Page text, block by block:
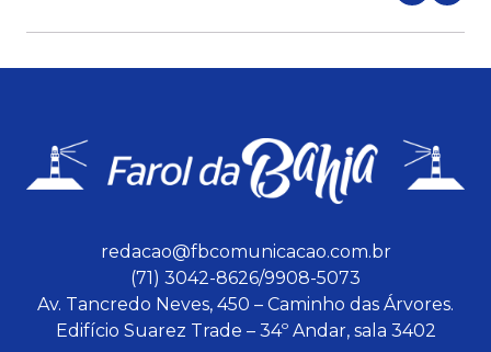
redacao@fbcomunicacao.com.br
(71) 3042-8626/9908-5073
Av. Tancredo Neves, 450 – Caminho das Árvores.
Edifício Suarez Trade – 34º Andar, sala 3402